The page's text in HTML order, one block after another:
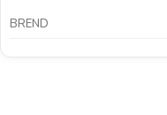
BREND